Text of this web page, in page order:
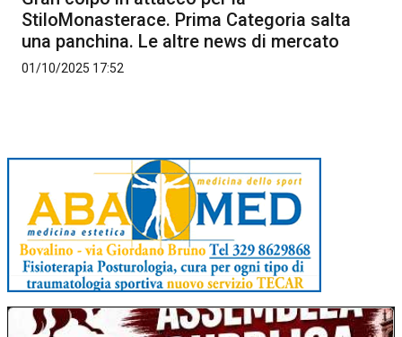
StiloMonasterace. Prima Categoria salta
una panchina. Le altre news di mercato
01/10/2025 17:52